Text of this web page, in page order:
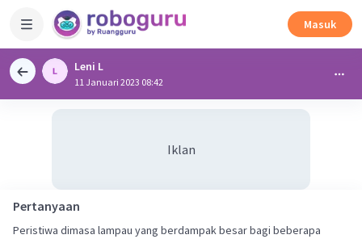
Masuk
Leni L
11 Januari 2023 08:42
Iklan
Pertanyaan
Peristiwa dimasa lampau yang berdampak besar bagi beberapa